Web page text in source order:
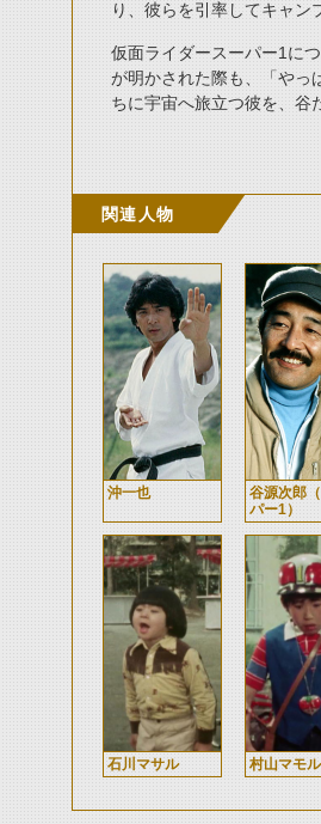
り、彼らを引率してキャン
仮面ライダースーパー1に
が明かされた際も、「やっ
ちに宇宙へ旅立つ彼を、谷
関連人物
沖一也
谷源次郎
パー1）
石川マサル 村山マモル